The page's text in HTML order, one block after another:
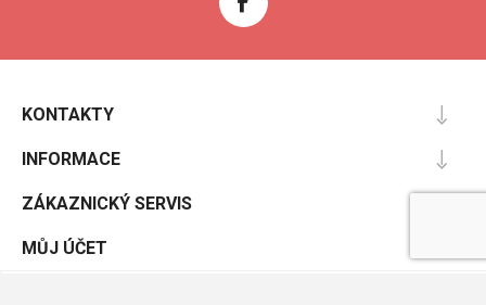
KONTAKTY
INFORMACE
ZÁKAZNICKÝ SERVIS
MŮJ ÚČET